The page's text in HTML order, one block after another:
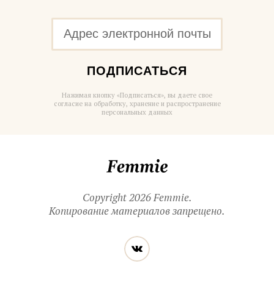
ПОДПИСАТЬСЯ
Нажимая кнопку «Подписаться», вы даете свое
согласие на обработку, хранение и распространение
персональных данных
Copyright 2026 Femmie.
Копирование материалов запрещено.
Читайте
нас
в социальных